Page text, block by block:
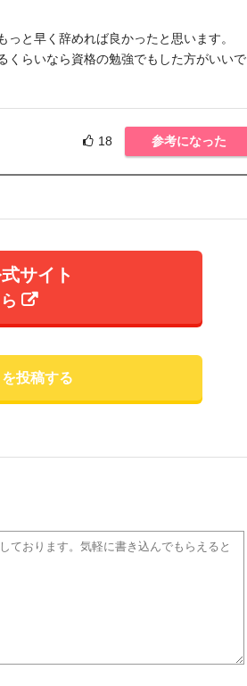
と早く辞めれば良かったと思います。
くらいなら資格の勉強でもした方がいいで
18 参考になった
サイト
投稿する